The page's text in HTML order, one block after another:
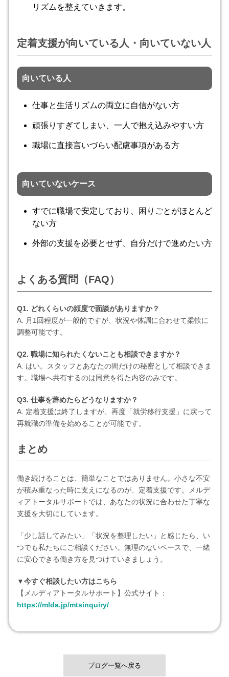
リズムを整えていきます。
定着支援が向いている人・向いていない人
向いている人
仕事と生活リズムの両立に自信がない方
頑張りすぎてしまい、一人で抱え込みやすい方
職場に直接言いづらい配慮事項がある方
向いていないケース
すでに職場で安定しており、困りごとがほとんど
ない方
外部の支援を必要とせず、自分だけで進めたい方
よくある質問（FAQ）
Q1. どれくらいの頻度で面談がありますか？
A. 月1回程度が一般的ですが、状況や体調に合わせて柔軟に
調整可能です。
Q2. 職場に知られたくないことも相談できますか？
A. はい。スタッフとあなたの間だけの秘密として相談できま
す。職場へ共有するのは同意を得た内容のみです。
Q3. 仕事を辞めたらどうなりますか？
A. 定着支援は終了しますが、再度「就労移行支援」に戻って
再就職の準備を始めることが可能です。
まとめ
働き続けることは、簡単なことではありません。小さな不安
が積み重なった時に支えになるのが、定着支援です。メルデ
ィアトータルサポートでは、あなたの状況に合わせた丁寧な
支援を大切にしています。
「少し話してみたい」「状況を整理したい」と感じたら、い
つでも私たちにご相談ください。無理のないペースで、一緒
に安心できる働き方を見つけていきましょう。
▼今すぐ相談したい方はこちら
【メルディアトータルサポート】公式サイト：
https://mlda.jp/mtsinquiry/
ブログ一覧へ戻る